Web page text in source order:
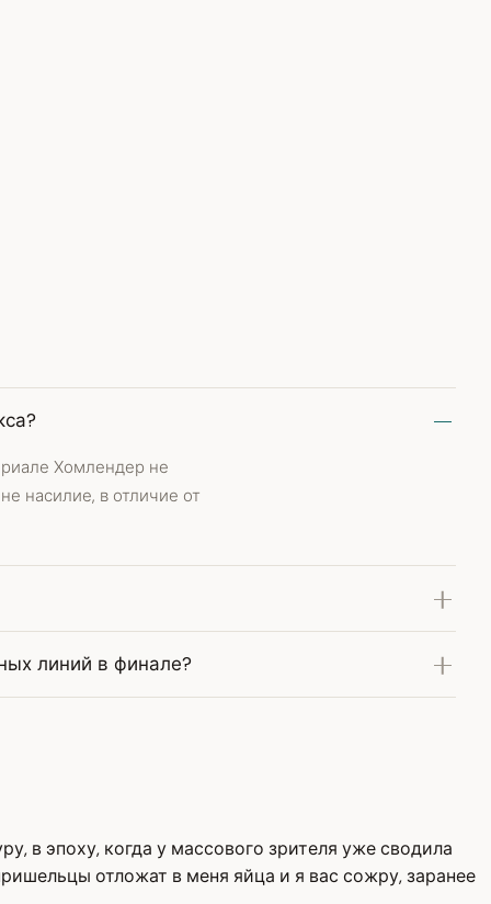
Хомлендер не
насилие, в отличие от
линий в финале?
в эпоху, когда у массового зрителя уже сводила
отложат в меня яйца и я вас сожру, заранее